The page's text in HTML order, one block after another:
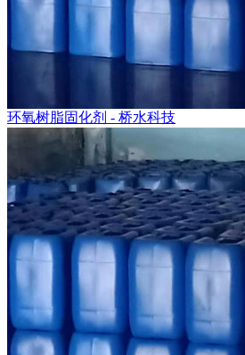
环氧树脂固化剂 - 桥水科技